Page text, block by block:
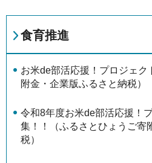
食育推進
お米de部活応援！プロジェ
附金・企業版ふるさと納税）
令和8年度お米de部活応援！
集！！（ふるさとひょうご寄
税）